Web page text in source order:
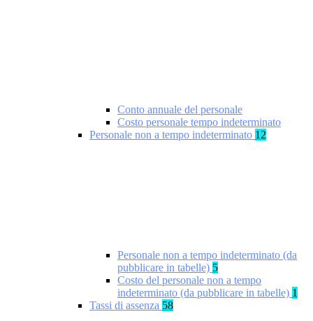
Conto annuale del personale
Costo personale tempo indeterminato
Personale non a tempo indeterminato 12
Personale non a tempo indeterminato (da
pubblicare in tabelle) 5
Costo del personale non a tempo
indeterminato (da pubblicare in tabelle) 1
Tassi di assenza 58